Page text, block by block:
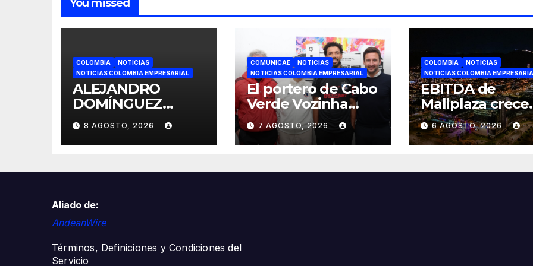
You missed
COLOMBIA
NOTICIAS
NOTICIAS COLOMBIA EMPRESARIAL
ALEJANDRO
DOMÍNGUEZ
RESPALDA A
INFANTINO EN
CALI: «ES EL LÍDER
TRANSFORMACIÓ
8 AGOSTO, 2026
COMUNICAE
NOTICIAS
NOTICIAS COLOMBIA EMPRESARIAL
El portero de Cabo
Verde Vozinha
ficha por Colo-Colo
y JETOUR
respalda su nueva
7 AGOSTO, 2026
COLOMBIA
NOTICIAS
NOTICIAS COLOMBIA
EBITDA de
Mallplaza crece
9,6% en el
segundo
mientras
crecimiento en
6 AGOSTO, 2026
Aliado de:
AndeanWire
Términos, Definiciones y Condiciones del
Servicio